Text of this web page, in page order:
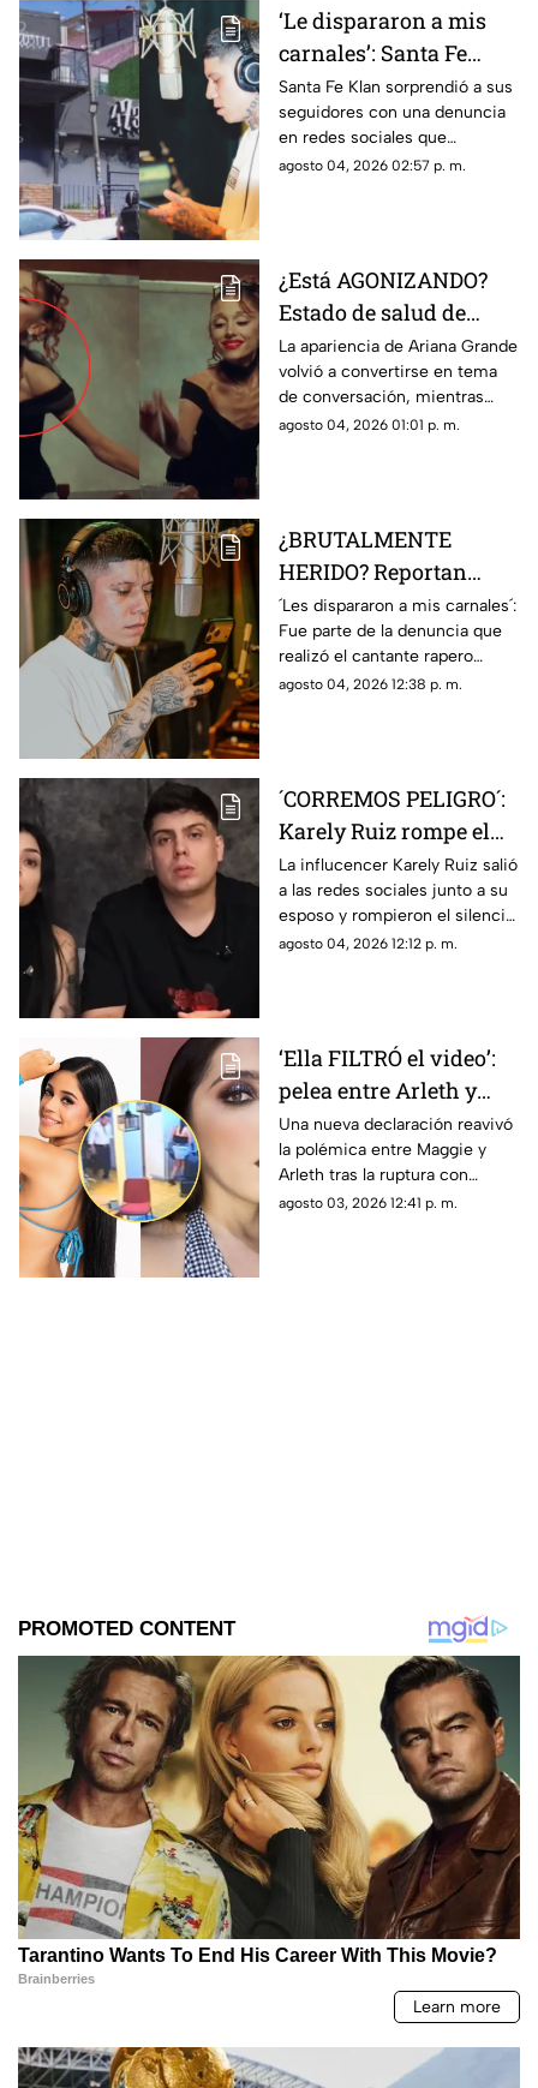
‘Le dispararon a mis
carnales’: Santa Fe
Klan ROMPE el silencio
tras BALACERA en su
tienda; esto se sabe
Santa Fe Klan sorprendió a sus
seguidores con una denuncia
en redes sociales que
rápidamente generó
agosto 04, 2026 02:57 p. m.
¿Está AGONIZANDO?
Estado de salud de
Ariana Grande en la
mira tras anunciar su
RETIRO; ¿qué
enfermedad tiene?
La apariencia de Ariana Grande
volvió a convertirse en tema
de conversación, mientras
nuevas decisiones de la
agosto 04, 2026 01:01 p. m.
¿BRUTALMENTE
HERIDO? Reportan
fuerte balacera en
tienda de Santa Fe
Klan; HAY HERIDOS
´Les dispararon a mis carnales´:
Fue parte de la denuncia que
realizó el cantante rapero
Santa Fe Klan sobre el
agosto 04, 2026 12:38 p. m.
´CORREMOS PELIGRO´:
Karely Ruiz rompe el
silencio y habla sobre
el VIOLENTO robo en
su casa; esto se sabe
(+VIDEO)
La influcencer Karely Ruiz salió
a las redes sociales junto a su
esposo y rompieron el silencio
luego de que sufrieran un
agosto 04, 2026 12:12 p. m.
‘Ella FILTRÓ el video’:
pelea entre Arleth y
Maggie DESTAPA
nuevos secretos entre
ellas; esto dijeron
Una nueva declaración reavivó
la polémica entre Maggie y
Arleth tras la ruptura con
Alfredo “El Pulpo” y un video
agosto 03, 2026 12:41 p. m.